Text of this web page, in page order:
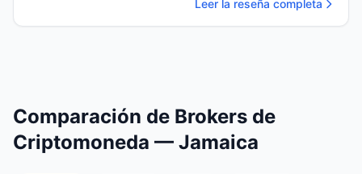
Leer la reseña completa
Comparación de Brokers de
Criptomoneda — Jamaica